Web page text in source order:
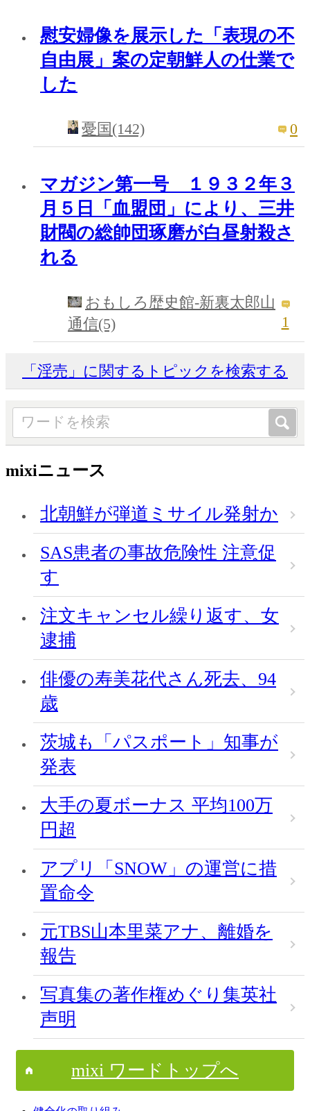
慰安婦像を展示した「表現の不
自由展」案の定朝鮮人の仕業で
した
憂国(142) 0
マガジン第一号 １９３２年３
月５日「血盟団」により、三井
財閥の総帥団琢磨が白昼射殺さ
れる
おもしろ歴史館-新裏太郎山
通信(5)
1
「淫売」に関するトピックを検索する
mixiニュース
北朝鮮が弾道ミサイル発射か
SAS患者の事故危険性 注意促
す
注文キャンセル繰り返す、女
逮捕
俳優の寿美花代さん死去、94
歳
茨城も「パスポート」知事が
発表
大手の夏ボーナス 平均100万
円超
アプリ「SNOW」の運営に措
置命令
元TBS山本里菜アナ、離婚を
報告
写真集の著作権めぐり集英社
声明
mixi ワードトップへ